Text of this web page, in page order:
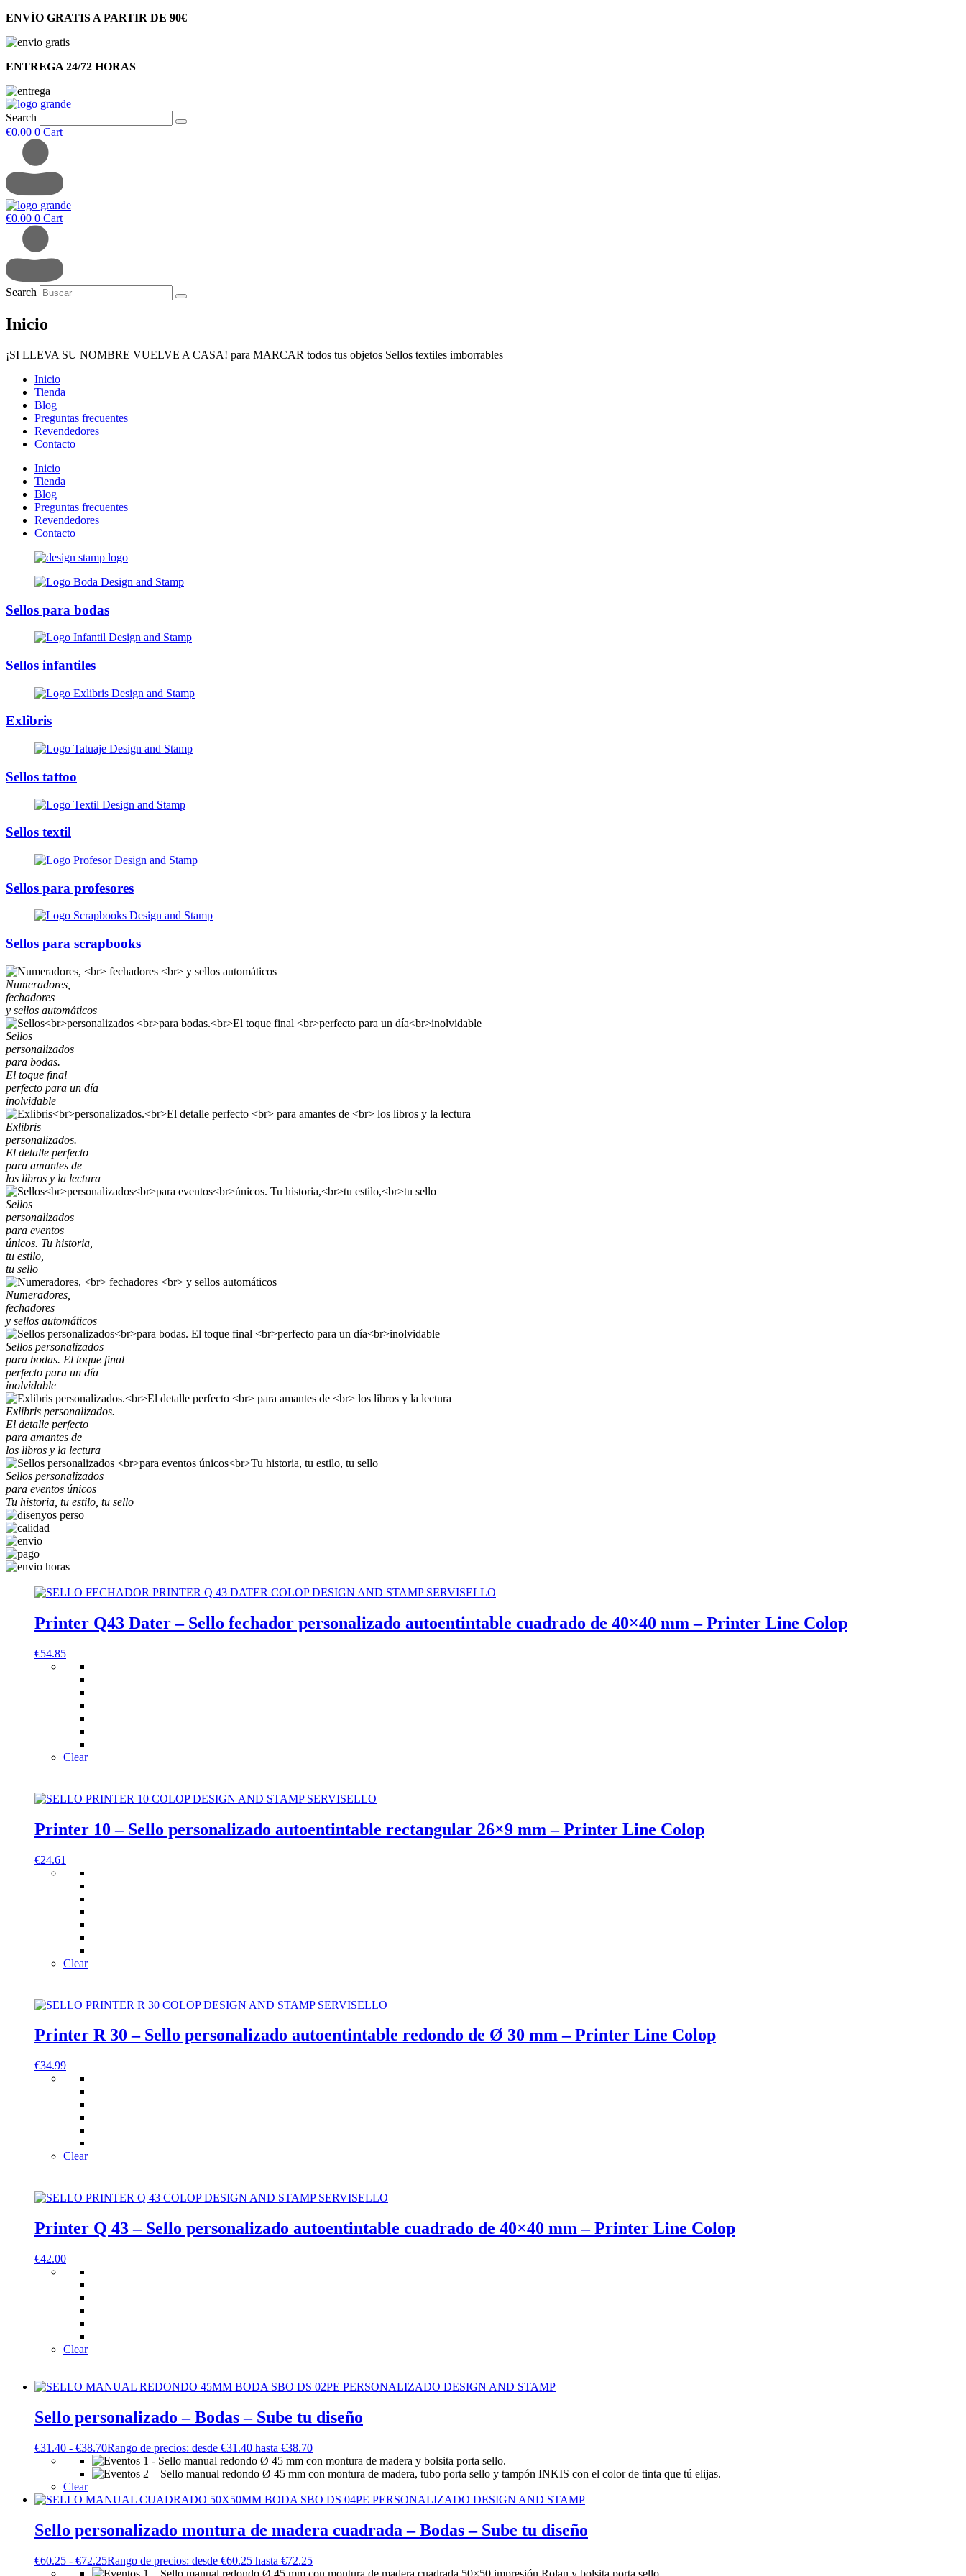
ENVÍO GRATIS A PARTIR DE 90€
ENTREGA 24/72 HORAS
Search
€0.00 0 Cart
€0.00 0 Cart
Search
Inicio
¡SI LLEVA SU NOMBRE VUELVE A CASA! para MARCAR todos tus objetos Sellos textiles imborrables
Inicio
Tienda
Blog
Preguntas frecuentes
Revendedores
Contacto
Inicio
Tienda
Blog
Preguntas frecuentes
Revendedores
Contacto
Sellos para bodas
Sellos infantiles
Exlibris
Sellos tattoo
Sellos textil
Sellos para profesores
Sellos para scrapbooks
Numeradores,
fechadores
y sellos automáticos
Sellos
personalizados
para bodas.
El toque final
perfecto para un día
inolvidable
Exlibris
personalizados.
El detalle perfecto
para amantes de
los libros y la lectura
Sellos
personalizados
para eventos
únicos. Tu historia,
tu estilo,
tu sello
Numeradores,
fechadores
y sellos automáticos
Sellos personalizados
para bodas. El toque final
perfecto para un día
inolvidable
Exlibris personalizados.
El detalle perfecto
para amantes de
los libros y la lectura
Sellos personalizados
para eventos únicos
Tu historia, tu estilo, tu sello
Printer Q43 Dater – Sello fechador personalizado autoentintable cuadrado de 40×40 mm – Printer Line Colop
€54.85
Clear
Printer 10 – Sello personalizado autoentintable rectangular 26×9 mm – Printer Line Colop
€24.61
Clear
Printer R 30 – Sello personalizado autoentintable redondo de Ø 30 mm – Printer Line Colop
€34.99
Clear
Printer Q 43 – Sello personalizado autoentintable cuadrado de 40×40 mm – Printer Line Colop
€42.00
Clear
Sello personalizado – Bodas – Sube tu diseño
€31.40 - €38.70Rango de precios: desde €31.40 hasta €38.70
Clear
Sello personalizado montura de madera cuadrada – Bodas – Sube tu diseño
€60.25 - €72.25Rango de precios: desde €60.25 hasta €72.25